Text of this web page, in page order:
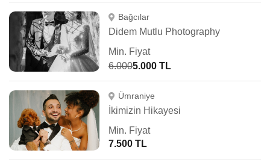
Bağcılar
Didem Mutlu Photography
Min. Fiyat
6.0005.000 TL
Ümraniye
İkimizin Hikayesi
Min. Fiyat
7.500 TL